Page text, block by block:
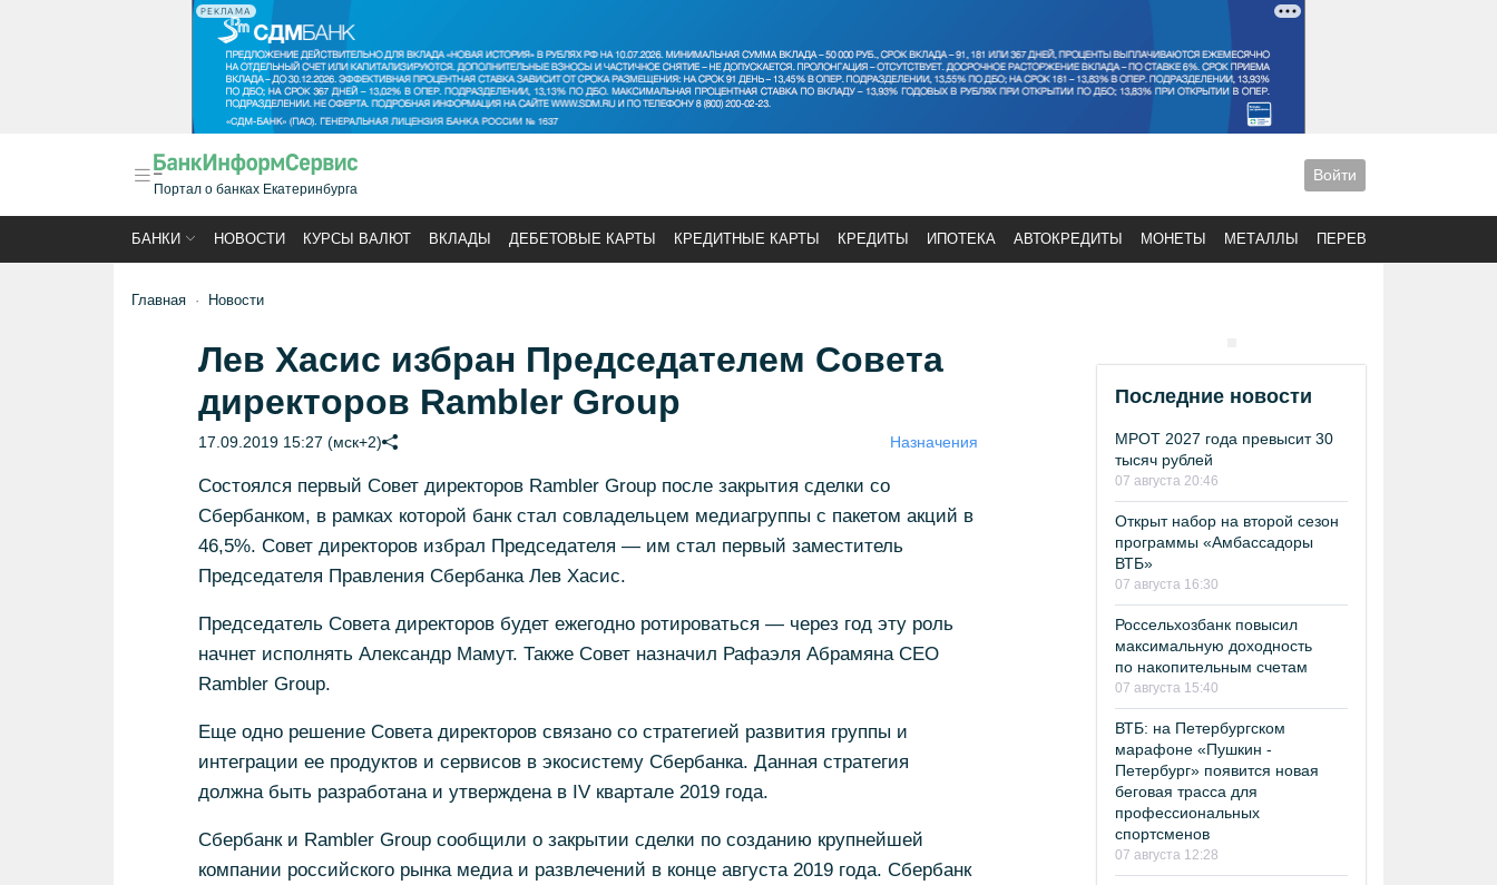
РЕКЛАМА
Портал о банках Екатеринбурга
Войти
БАНКИ НОВОСТИ КУРСЫ ВАЛЮТ ВКЛАДЫ ДЕБЕТОВЫЕ КАРТЫ КРЕДИТНЫЕ КАРТЫ КРЕДИТЫ ИПОТЕКА АВТОКРЕДИТЫ МОНЕТЫ МЕТАЛЛЫ ПЕРЕВОДЫ
Главная Новости
Лев Хасис избран Председателем Совета
директоров Rambler Group
17.09.2019 15:27 (мск+2) Назначения
Состоялся первый Совет директоров Rambler Group после закрытия сделки со
Сбербанком, в рамках которой банк стал совладельцем медиагруппы с пакетом акций в
46,5%. Совет директоров избрал Председателя — им стал первый заместитель
Председателя Правления Сбербанка Лев Хасис.
Председатель Совета директоров будет ежегодно ротироваться — через год эту роль
начнет исполнять Александр Мамут. Также Совет назначил Рафаэля Абрамяна CEO
Rambler Group.
Еще одно решение Совета директоров связано со стратегией развития группы и
интеграции ее продуктов и сервисов в экосистему Сбербанка. Данная стратегия
должна быть разработана и утверждена в IV квартале 2019 года.
Сбербанк и Rambler Group сообщили о закрытии сделки по созданию крупнейшей
компании российского рынка медиа и развлечений в конце августа 2019 года. Сбербанк
Последние новости
МРОТ 2027 года превысит 30
тысяч рублей
07 августа 20:46
Открыт набор на второй сезон
программы «Амбассадоры
ВТБ»
07 августа 16:30
Россельхозбанк повысил
максимальную доходность
по накопительным счетам
07 августа 15:40
ВТБ: на Петербургском
марафоне «Пушкин -
Петербург» появится новая
беговая трасса для
профессиональных
спортсменов
07 августа 12:28